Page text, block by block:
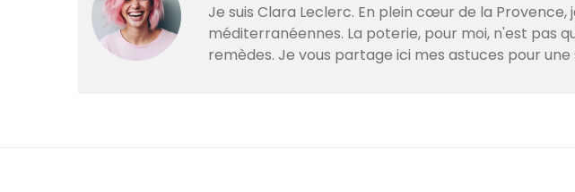
Je suis Clara Leclerc. En plein cœur de la
méditerranéennes. La poterie, pour moi, n'est pas
remèdes. Je vous partage ici mes astuces pour